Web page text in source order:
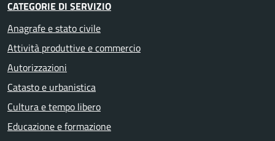
CATEGORIE DI SERVIZIO
Anagrafe e stato civile
Attività produttive e commercio
Autorizzazioni
Catasto e urbanistica
Cultura e tempo libero
Educazione e formazione